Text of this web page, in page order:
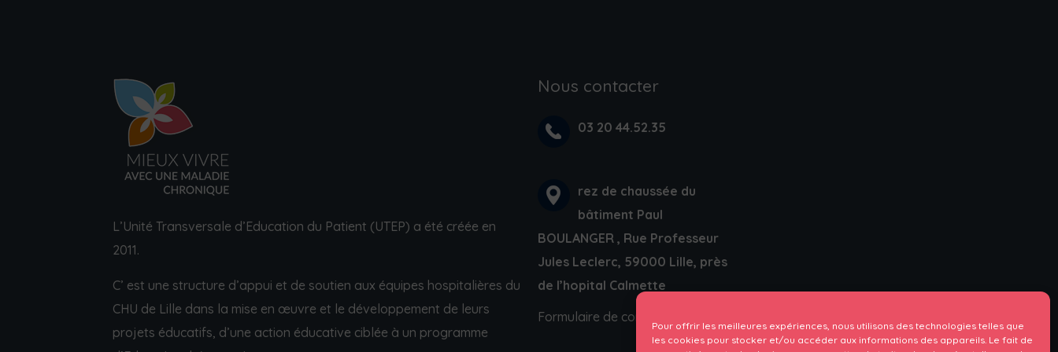
Pour offrir les meilleures expériences, nous utilisons des technologies telles que
les cookies pour stocker et/ou accéder aux informations des appareils. Le fait de
L’Unité Transversale d’Education du Patient (UTEP) a été créée en
2011.
C’ est une structure d’appui et de soutien aux équipes hospitalières du
CHU de Lille dans la mise en œuvre et le développement de leurs
projets éducatifs, d’une action éducative ciblée à un programme
Nous contacter
03 20 44.52.35
rez de chaussée du
bâtiment Paul
BOULANGER , Rue Professeur
Jules Leclerc, 59000 Lille, près
de l’hopital Calmette
Formulaire de contact